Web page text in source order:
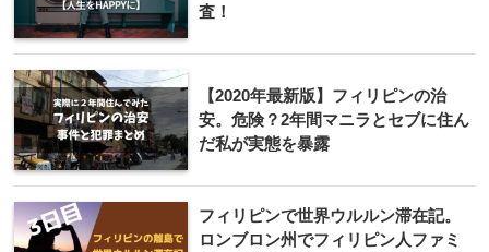
査！
【2020年最新版】フィリピンの治
安。危険？2年間マニラとセブに住ん
だ私が実態を暴露
フィリピンで世界ウルルン滞在記。
ロンブロン州でフィリピン人ファミ